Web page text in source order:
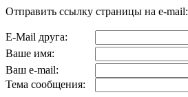
Отправить ссылку страницы на e-mail:
E-Mail друга:
Ваше имя:
Ваш e-mail:
Тема сообщения: